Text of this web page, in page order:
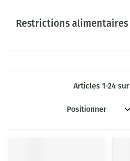
Restrictions alimentaires
Articles 1-24 sur
Trier par: